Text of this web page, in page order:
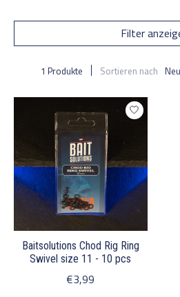
Filter
1 Produkte Sortieren nach
Baitsolutions Chod Rig Ring
Swivel size 11 - 10 pcs
€3,99